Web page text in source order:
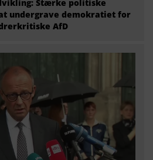
Stærke politiske
undergrave demokratiet for
AfD